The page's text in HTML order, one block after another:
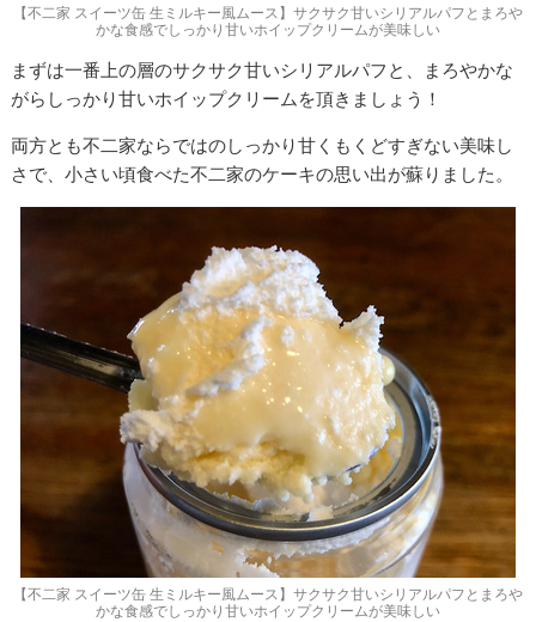
【不二家 スイーツ缶 生ミルキー風ムース】サクサク甘いシリアルパフとまろや
かな食感でしっかり甘いホイップクリームが美味しい
まずは一番上の層のサクサク甘いシリアルパフと、まろやかな
がらしっかり甘いホイップクリームを頂きましょう！
両方とも不二家ならではのしっかり甘くもくどすぎない美味し
さで、小さい頃食べた不二家のケーキの思い出が蘇りました。
【不二家 スイーツ缶 生ミルキー風ムース】サクサク甘いシリアルパフとまろや
かな食感でしっかり甘いホイップクリームが美味しい